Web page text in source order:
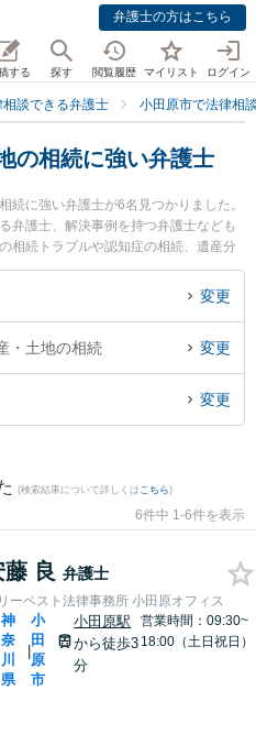
弁護士の方はこちら
する 探す 閲覧履歴 マイリスト ログイン
談できる弁護士 小田原市で法律相
の相続に強い弁護士
続に強い弁護士が6名見つかりました。
弁護士、解決事例を持つ弁護士なども
相続トラブルや認知症の相続、遺産分
き便利です。特にベリーベスト法律事
護士法人心 小田原法律事務所の島 進
相談したい』『不動産・土地の相続の
を検索したい』『初回相談無料で不動
市内の弁護士に相談予約したい』など
変更
・土地の相続 変更
変更
(検索結果について詳しくは こちら)
6件中 1-6件を表示
藤 良 弁護士
ーベスト法律事務所 小田原オフィス
神
奈
川
県
|
小
田
原
市
小田原駅
から徒歩3
分
営業時間：09:30~
18:00（土日祝日）